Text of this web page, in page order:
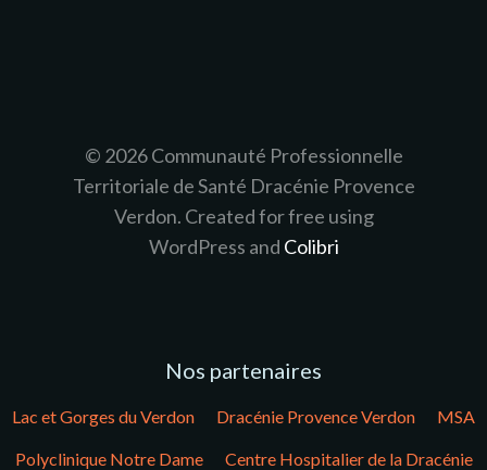
© 2026 Communauté Professionnelle
Territoriale de Santé Dracénie Provence
Verdon. Created for free using
WordPress and Colibri
Nos partenaires
Lac et Gorges du Verdon Dracénie Provence Verdon MSA
Polyclinique Notre Dame Centre Hospitalier de la Dracénie